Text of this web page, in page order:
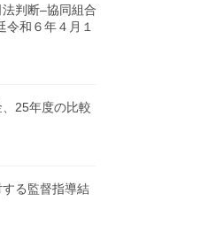
判断–協同組合
和６年４月１
25年度の比較
る監督指導結